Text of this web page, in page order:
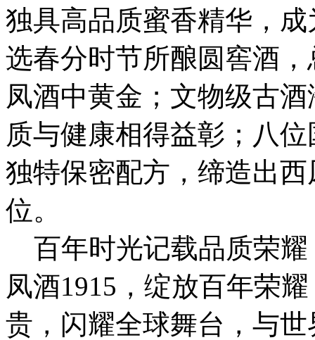
独具高品质蜜香精华，
选春分时节所酿圆窖酒
凤酒中黄金；文物级古
质与健康相得益彰；八
独特保密配方，缔造出
位。
百年时光记载品质荣耀
凤酒1915，绽放百年荣
贵，闪耀全球舞台，与